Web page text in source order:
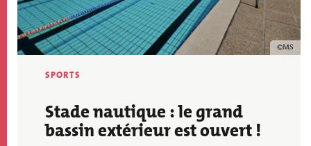
MS
SPORTS
Stade nautique : le grand
bassin extérieur est ouvert !